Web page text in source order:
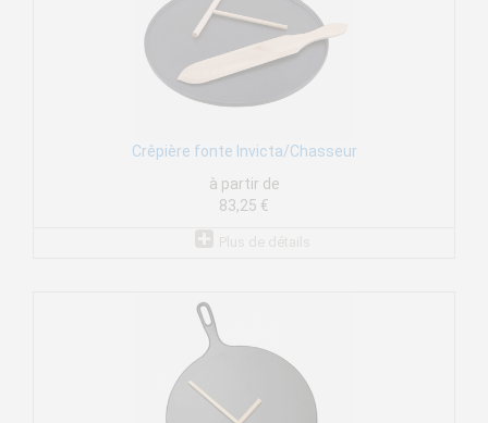
Crêpière fonte Invicta/Chasseur
à partir de
83,25 €